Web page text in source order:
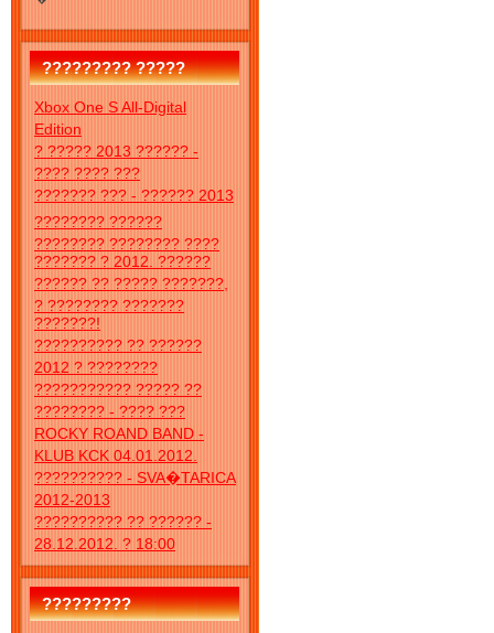
????????? ?????
Xbox One S All-Digital
Edition
? ????? 2013 ?????? -
???? ???? ???
??????? ??? - ?????? 2013
???????? ??????
???????? ???????? ????
??????? ? 2012. ??????
?????? ?? ????? ???????,
? ???????? ???????
???????!
?????????? ?? ??????
2012 ? ????????
??????????? ????? ??
???????? - ???? ???
ROCKY ROAND BAND -
KLUB KCK 04.01.2012.
?????????? - SVA�TARICA
2012-2013
?????????? ?? ?????? -
28.12.2012. ? 18:00
?????????